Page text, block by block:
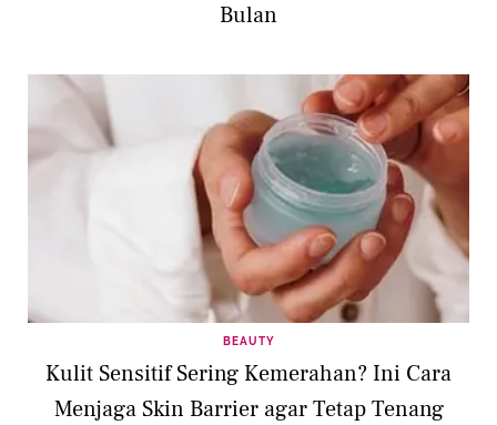
Bulan
BEAUTY
Kulit Sensitif Sering Kemerahan? Ini Cara
Menjaga Skin Barrier agar Tetap Tenang